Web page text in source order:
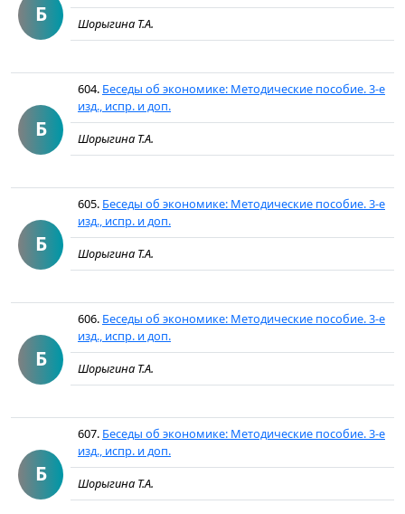
Б
Шорыгина Т.А.
Б
604. Беседы об экономике: Методические пособие. 3-е
изд., испр. и доп.
Шорыгина Т.А.
Б
605. Беседы об экономике: Методические пособие. 3-е
изд., испр. и доп.
Шорыгина Т.А.
Б
606. Беседы об экономике: Методические пособие. 3-е
изд., испр. и доп.
Шорыгина Т.А.
Б
607. Беседы об экономике: Методические пособие. 3-е
изд., испр. и доп.
Шорыгина Т.А.